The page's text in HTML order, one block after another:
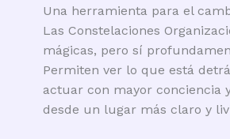
Una herramienta para el
Las Constelaciones
mágicas, pero sí
Permiten ver lo que está
actuar con mayor conciencia
desde un lugar más claro y